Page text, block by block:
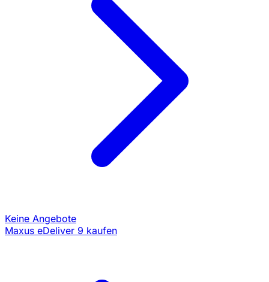
Keine Angebote
Maxus eDeliver 9 kaufen